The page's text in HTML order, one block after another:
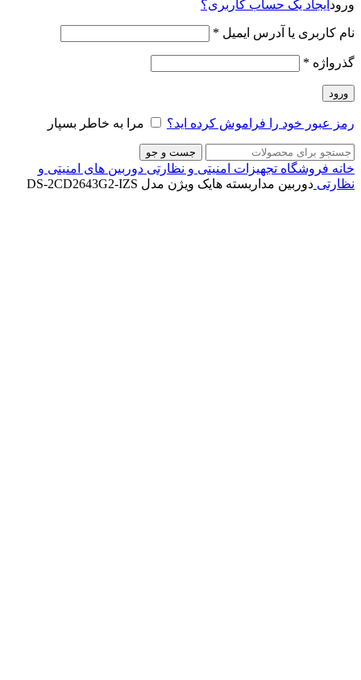
ورود ایجاد یک حساب کاربری؟
نام کاربری یا آدرس ایمیل *
گذرواژه *
ورود
رمز عبور خود را فراموش کرده اید؟ مرا به خاطر بسپار
جست و جو
خانه فروشگاه تجهیزات امنیتی و نظارتی دوربین های امنیتی و
نظارتی دوربین مداربسته هایک ویژن مدل DS-2CD2643G2-IZS